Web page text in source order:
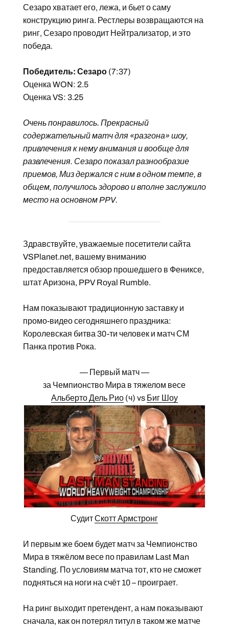
Сезаро хватает его, лежа, и бьет о саму
конструкцию ринга. Рестлеры возвращаются на
ринг, Сезаро проводит Нейтрализатор, и это
победа.
Победитель: Сезаро(7:37)
Оценка WON: 2.5
Оценка VS: 3.25
Очень понравилось. Прекрасный
содержательный матч для «разгона» шоу,
привлечения к нему внимания и вообще для
развлечения. Сезаро показал разнообразие
приемов, Миз держался с ним в одном темпе, в
общем, получилось здорово и вполне заслужило
место на основном PPV.
Здравствуйте, уважаемые посетители сайта
VSPlanet.net, вашему вниманию
предоставляется обзор прошедшего в Фениксе,
штат Аризона, PPV Royal Rumble.
Нам показывают традиционную заставку и
промо-видео сегодняшнего праздника:
Королевская битва 30-ти человек и матч СМ
Панка против Рока.
— Первый матч —
за Чемпионство Мира в тяжелом весе
Альберто Дель Рио(ч) vs Биг Шоу
СудитСкотт Армстронг
И первым же боем будет матч за Чемпионство
Мира в тяжёлом весе по правилам Last Man
Standing. По условиям матча тот, кто не сможет
подняться на ноги на счёт 10 – проиграет.
На ринг выходит претендент, а нам показывают
сначала, как он потерял титул в таком же матче